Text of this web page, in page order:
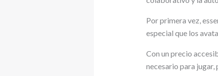
Por primera vez,
especial que los
Con un precio
necesario para